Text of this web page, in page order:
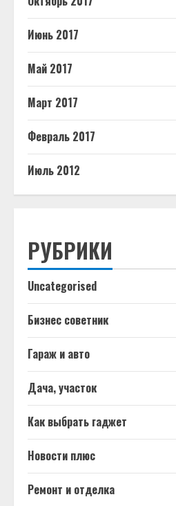
Июнь 2017
Май 2017
Март 2017
Февраль 2017
Июль 2012
РУБРИКИ
Uncategorised
Бизнес советник
Гараж и авто
Дача, участок
Как выбрать гаджет
Новости плюс
Ремонт и отделка